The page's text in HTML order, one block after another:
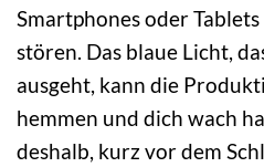
Smartphones oder
stören. Das blaue Licht,
ausgeht, kann die
hemmen und dich wach
deshalb, kurz vor dem